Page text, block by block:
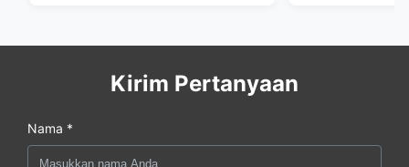
Kirim Pertanyaan
Nama *